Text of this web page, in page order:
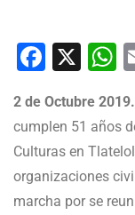
X
2 de Octubre
cumplen 51 años
Culturas en
organizaciones
marcha por se